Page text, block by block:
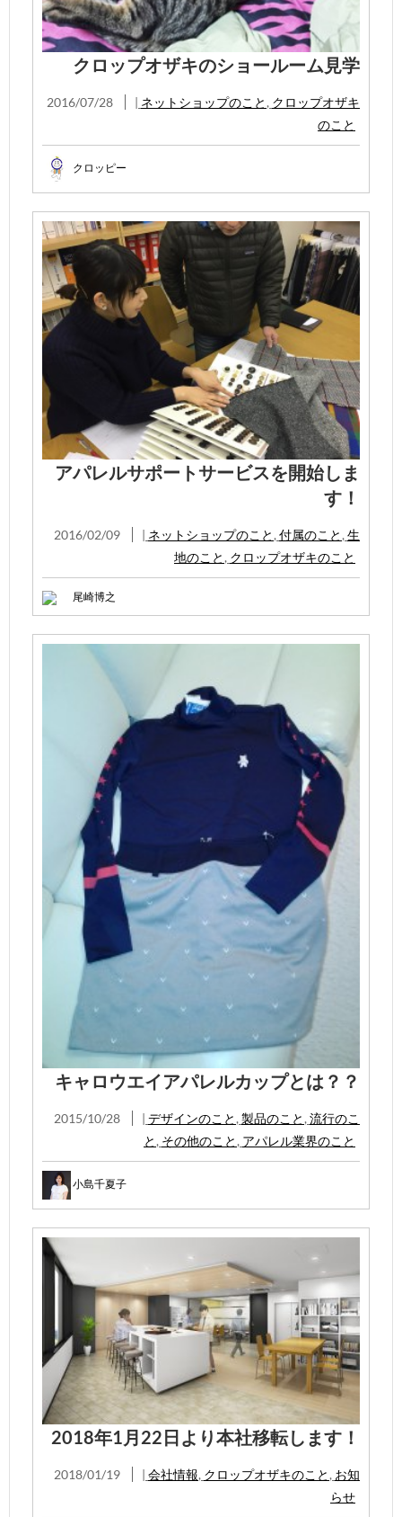
クロップオザキのショールーム見学
2016/07/28 | ネットショップのこと , クロップオザキ
のこと
クロッピー
アパレルサポートサービスを開始しま
す！
2016/02/09 | ネットショップのこと , 付属のこと , 生
地のこと , クロップオザキのこと
尾崎博之
キャロウエイアパレルカップとは？？
2015/10/28 | デザインのこと , 製品のこと , 流行のこ
と , その他のこと , アパレル業界のこと
小島千夏子
2018年1月22日より本社移転します！
2018/01/19 | 会社情報, クロップオザキのこと , お知
らせ